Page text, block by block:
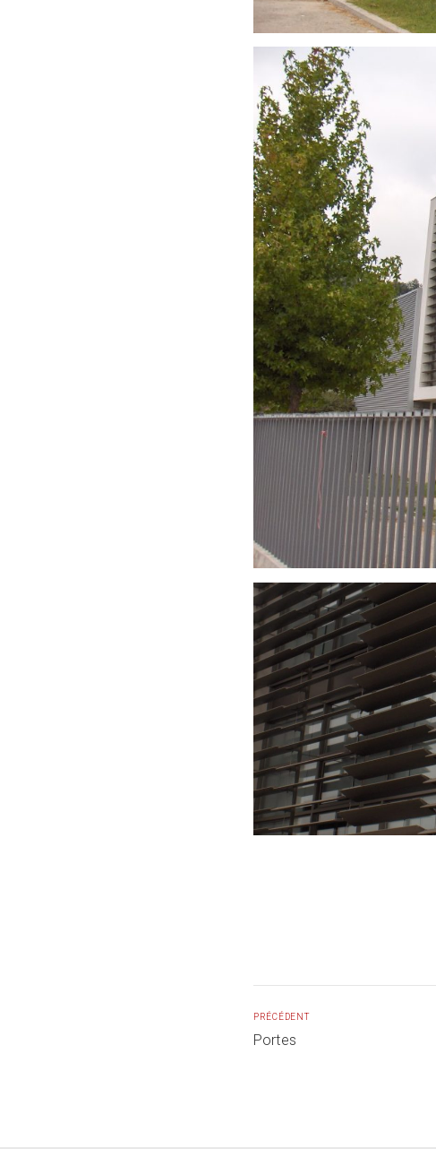
PRÉCÉDENT
Portes